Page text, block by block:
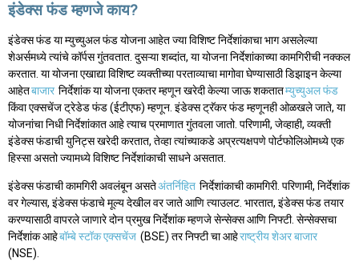
इंडेक्स फंड म्हणजे काय?
इंडेक्स फंड या म्युच्युअल फंड योजना आहेत ज्या विशिष्ट निर्देशांकाचा भाग असलेल्या
शेअर्समध्ये त्यांचे कॉर्पस गुंतवतात. दुसऱ्या शब्दांत, या योजना निर्देशांकाच्या कामगिरीची नक्कल
करतात. या योजना एखाद्या विशिष्ट व्यक्तीच्या परताव्याचा मागोवा घेण्यासाठी डिझाइन केल्या
आहेतबाजार निर्देशांक या योजना एकतर म्हणून खरेदी केल्या जाऊ शकतातम्युच्युअल फंड
किंवा एक्सचेंज ट्रेडेड फंड (ईटीएफ) म्हणून. इंडेक्स ट्रॅकर फंड म्हणूनही ओळखले जाते, या
योजनांचा निधी निर्देशांकात आहे त्याच प्रमाणात गुंतवला जातो. परिणामी, जेव्हाही, व्यक्ती
इंडेक्स फंडाची युनिट्स खरेदी करतात, तेव्हा त्यांच्याकडे अप्रत्यक्षपणे पोर्टफोलिओमध्ये एक
हिस्सा असतो ज्यामध्ये विशिष्ट निर्देशांकाची साधने असतात.
इंडेक्स फंडाची कामगिरी अवलंबून असतेअंतर्निहित निर्देशांकाची कामगिरी. परिणामी, निर्देशांक
वर गेल्यास, इंडेक्स फंडाचे मूल्य देखील वर जाते आणि त्याउलट. भारतात, इंडेक्स फंड तयार
करण्यासाठी वापरले जाणारे दोन प्रमुख निर्देशांक म्हणजे सेन्सेक्स आणि निफ्टी. सेन्सेक्सचा
निर्देशांक आहेबॉम्बे स्टॉक एक्सचेंज (BSE) तर निफ्टी चा आहेराष्ट्रीय शेअर बाजार
(NSE).